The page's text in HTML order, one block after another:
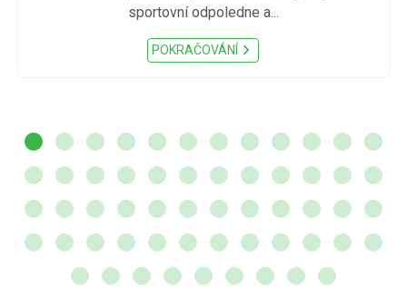
sportovní odpoledne a...
POKRAČOVÁNÍ